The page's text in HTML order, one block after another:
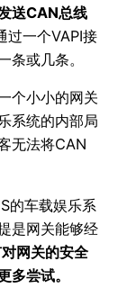
送CAN总线
过一个VAPI接
条或几条。
个小小的网关
系统的内部局
无法将CAN
的车载娱乐系
是网关能够经
网关的安全
多尝试。